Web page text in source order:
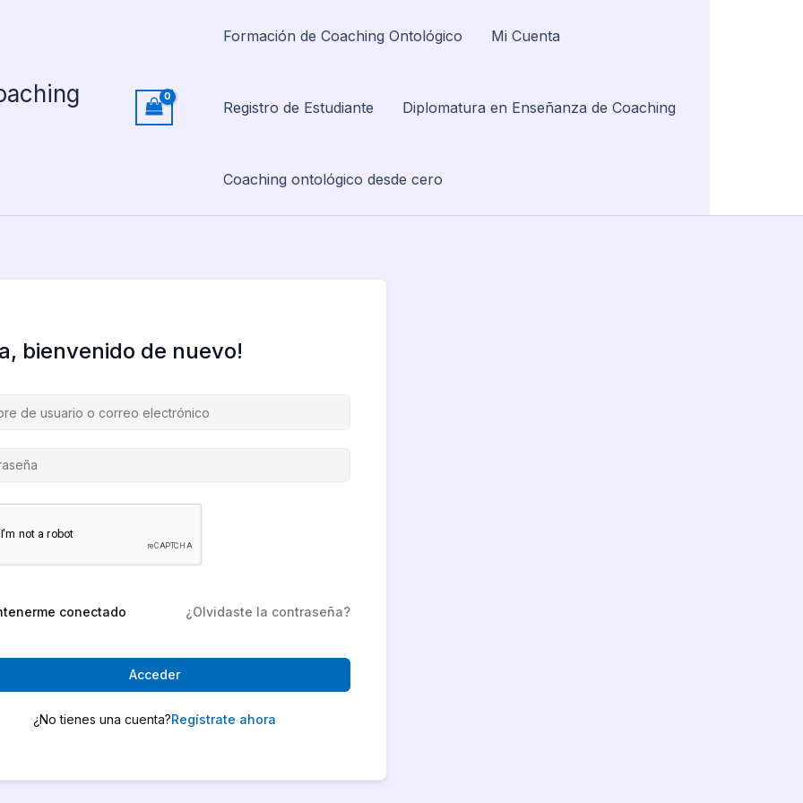
Formación de Coaching Ontológico Mi Cuenta
Registro de Estudiante Diplomatura en Enseñanza de Coaching
Coaching ontológico desde cero
bienvenido de nuevo!
conectado ¿Olvidaste la contraseña?
Acceder
¿No tienes una cuenta?Regístrate ahora